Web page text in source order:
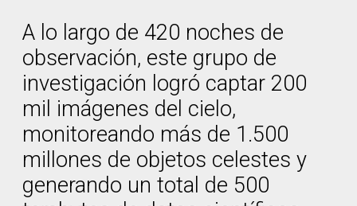
A lo largo de 420 noches de
observación, este grupo de
investigación logró captar 200
mil imágenes del cielo,
monitoreando más de 1.500
millones de objetos celestes y
generando un total de 500